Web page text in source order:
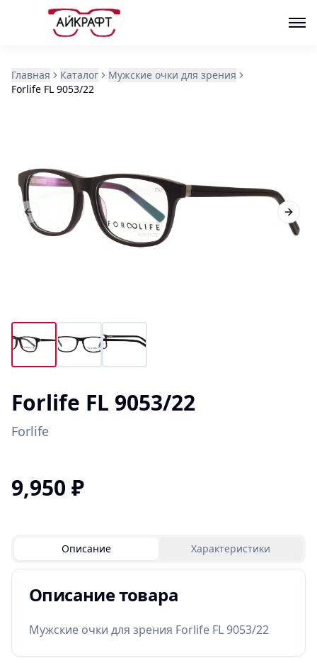
Главная Каталог
Мужские очки для зрения
Forlife FL 9053/22
Previous slide Next
Forlife FL 9053/22
Forlife
9,950 ₽
Описание Характеристики
Описание товара
Мужские очки для зрения Forlife FL 9053/22